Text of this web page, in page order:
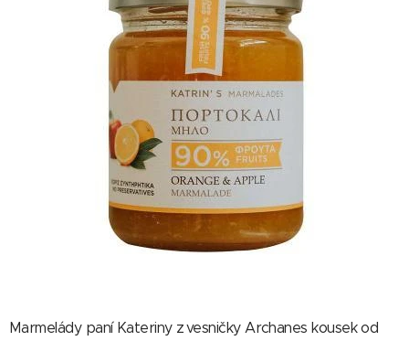
Marmelády paní Kateriny z vesničky Archanes kousek od